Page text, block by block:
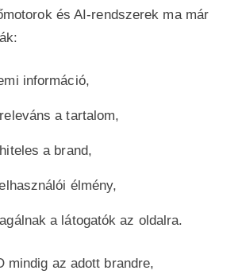
és AI-rendszerek ma már
információ,
a tartalom,
a brand,
élmény,
a látogatók az oldalra.
mindig az adott brandre,